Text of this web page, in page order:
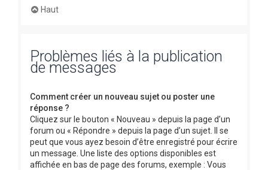
Haut
Problèmes liés à la publication
de messages
Comment créer un nouveau sujet ou poster une
réponse ?
Cliquez sur le bouton « Nouveau » depuis la page d’un
forum ou « Répondre » depuis la page d’un sujet. Il se
peut que vous ayez besoin d’être enregistré pour écrire
un message. Une liste des options disponibles est
affichée en bas de page des forums, exemple : Vous